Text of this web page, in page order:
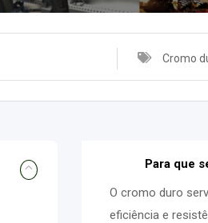
Cromo
Para que
O cromo duro
eficiência e